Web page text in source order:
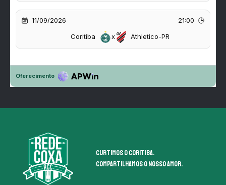
Curtimos o coritiba.
Compartilhamos o nosso amor.